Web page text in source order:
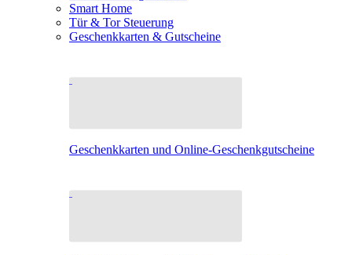
Smart Home
Tür & Tor Steuerung
Geschenkkarten & Gutscheine
Geschenkkarten und Online-Geschenkgutscheine